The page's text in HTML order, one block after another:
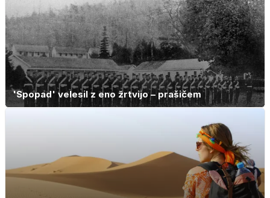
'Spopad' velesil z eno žrtvijo – prašičem